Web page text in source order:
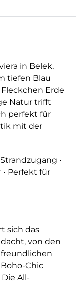
in Belek,
tiefen Blau
Erde
Natur trifft
perfekt für
mit der
•
Perfekt für
sich das
von den
Chic
All-